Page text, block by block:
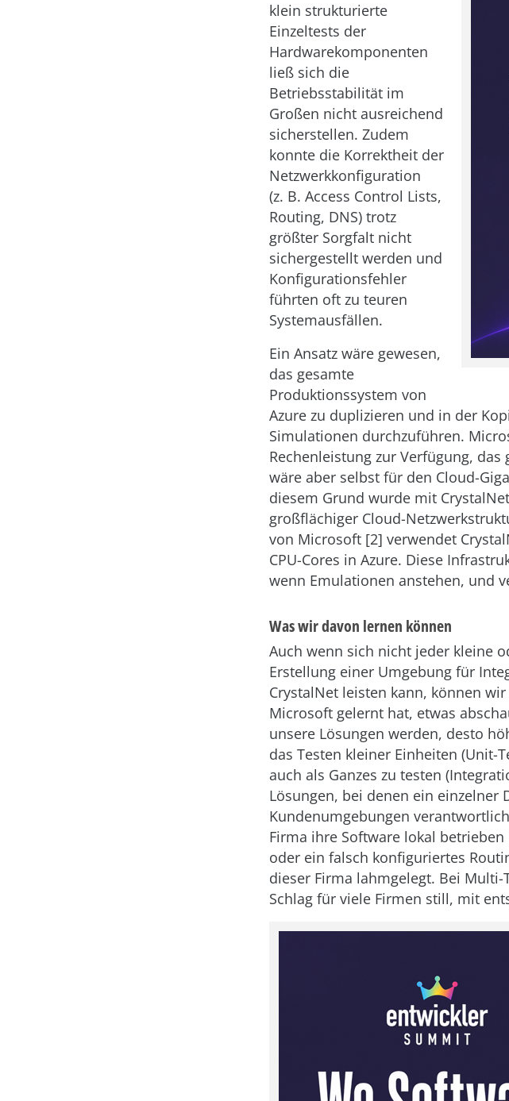
klein strukturierte
Einzeltests der
Hardwarekomponenten
ließ sich die
Betriebsstabilität im
Großen nicht ausreichend
sicherstellen. Zudem
konnte die Korrektheit der
Netzwerkkonfiguration
(z. B. Access Control Lists,
Routing, DNS) trotz
größter Sorgfalt nicht
sichergestellt werden und
Konfigurationsfehler
führten oft zu teuren
Systemausfällen.
Ein Ansatz wäre gewesen,
das gesamte
Produktionssystem von
Azure zu duplizieren und in der
Simulationen durchzuführen.
Rechenleistung zur Verfügung,
wäre aber selbst für den Cloud-
diesem Grund wurde mit
großflächiger Cloud-
von Microsoft [2] verwendet
CPU-Cores in Azure. Diese
wenn Emulationen anstehen, und
Was wir davon lernen können
Auch wenn sich nicht jeder kleine
Erstellung einer Umgebung für
CrystalNet leisten kann, können
Microsoft gelernt hat, etwas
unsere Lösungen werden, desto
das Testen kleiner Einheiten (Unit-
auch als Ganzes zu testen
Lösungen, bei denen ein
Kundenumgebungen
Firma ihre Software lokal
oder ein falsch konfiguriertes
dieser Firma lahmgelegt. Bei Multi-
Schlag für viele Firmen still, mit